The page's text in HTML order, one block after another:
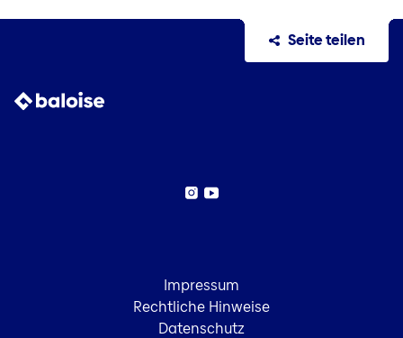
Seite teilen
Instagram
YouTube
Impressum
Rechtliche Hinweise
Datenschutz